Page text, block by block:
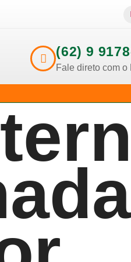
(62) 9
Fale direto com o